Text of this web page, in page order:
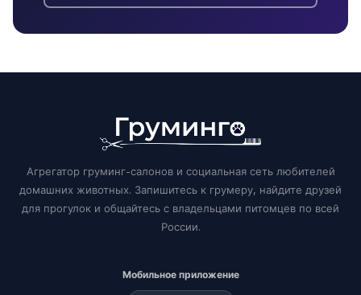
Агрегатор груминг-салонов и социальная сеть любителей
домашних животных. Запишитесь к грумеру, найдите друзей
для прогулок и общайтесь с владельцами питомцев по всей
России.
Мобильное приложение